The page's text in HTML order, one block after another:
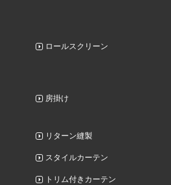
ロールスクリーン
房掛け
リターン縫製
スタイルカーテン
トリム付きカーテン